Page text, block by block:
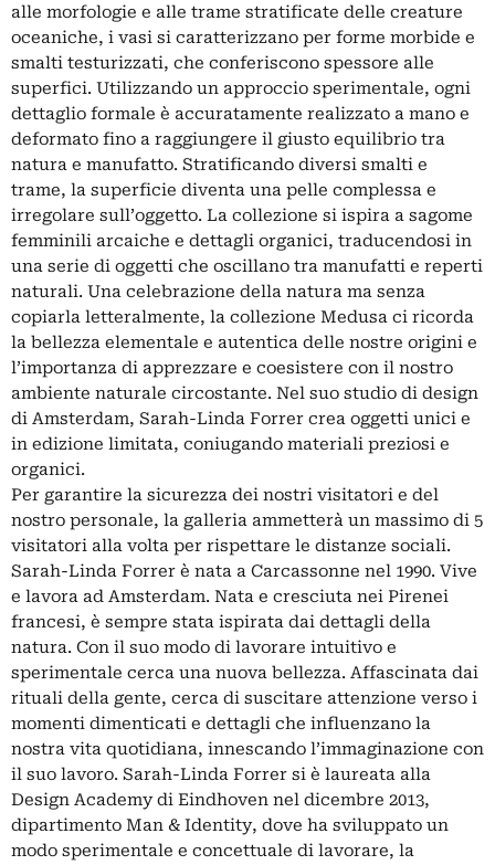
alle morfologie e alle trame stratificate delle creature
oceaniche, i vasi si caratterizzano per forme morbide e
smalti testurizzati, che conferiscono spessore alle
superfici. Utilizzando un approccio sperimentale, ogni
dettaglio formale è accuratamente realizzato a mano e
deformato fino a raggiungere il giusto equilibrio tra
natura e manufatto. Stratificando diversi smalti e
trame, la superficie diventa una pelle complessa e
irregolare sull’oggetto. La collezione si ispira a sagome
femminili arcaiche e dettagli organici, traducendosi in
una serie di oggetti che oscillano tra manufatti e reperti
naturali. Una celebrazione della natura ma senza
copiarla letteralmente, la collezione Medusa ci ricorda
la bellezza elementale e autentica delle nostre origini e
l’importanza di apprezzare e coesistere con il nostro
ambiente naturale circostante. Nel suo studio di design
di Amsterdam, Sarah-Linda Forrer crea oggetti unici e
in edizione limitata, coniugando materiali preziosi e
organici.
Per garantire la sicurezza dei nostri visitatori e del
nostro personale, la galleria ammetterà un massimo di 5
visitatori alla volta per rispettare le distanze sociali.
Sarah-Linda Forrer è nata a Carcassonne nel 1990. Vive
e lavora ad Amsterdam. Nata e cresciuta nei Pirenei
francesi, è sempre stata ispirata dai dettagli della
natura. Con il suo modo di lavorare intuitivo e
sperimentale cerca una nuova bellezza. Affascinata dai
rituali della gente, cerca di suscitare attenzione verso i
momenti dimenticati e dettagli che influenzano la
nostra vita quotidiana, innescando l’immaginazione con
il suo lavoro. Sarah-Linda Forrer si è laureata alla
Design Academy di Eindhoven nel dicembre 2013,
dipartimento Man & Identity, dove ha sviluppato un
modo sperimentale e concettuale di lavorare, la